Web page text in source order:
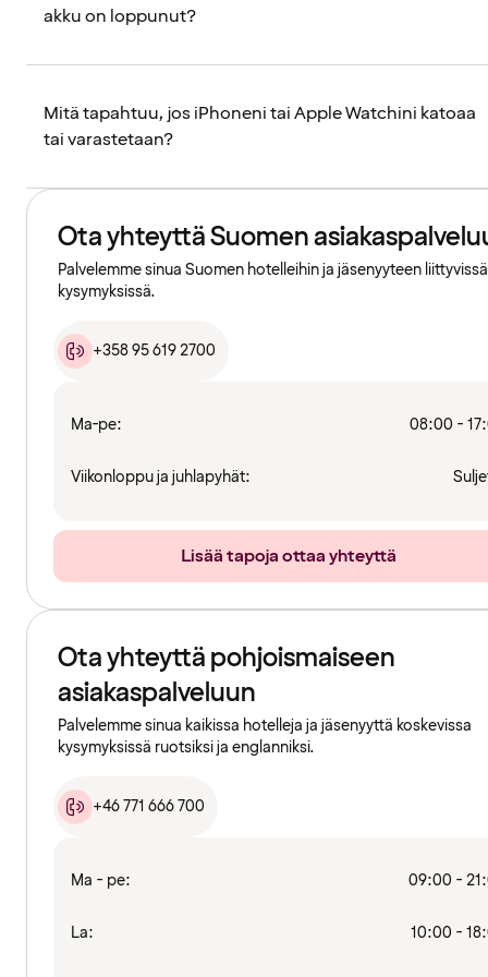
akku on loppunut?
Mitä tapahtuu, jos iPhoneni tai Apple Watchini katoaa
tai varastetaan?
Ota yhteyttä Suomen
Palvelemme sinua Suomen hotelleihin ja jäsenyyteen liittyvissä
kysymyksissä.
+358 95 619 2700
Ma-pe: 08:00 -
Viikonloppu ja juhlapyhät:
Lisää tapoja ottaa yhteyttä
Ota yhteyttä pohjoismaiseen
asiakaspalveluun
Palvelemme sinua kaikissa hotelleja ja jäsenyyttä koskevissa
kysymyksissä ruotsiksi ja englanniksi.
+46 771 666 700
Ma - pe: 09:00 -
La: 10:00 -